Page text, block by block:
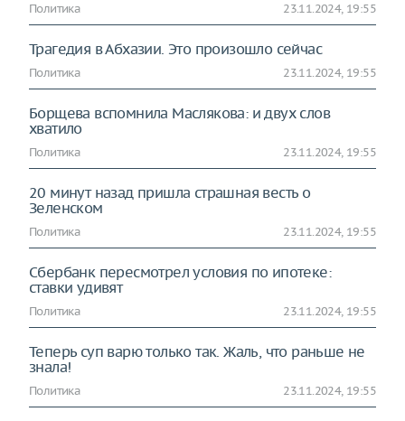
Политика 23.11.2024, 19:55
Трагедия в Абхазии. Это произошло сейчас
Политика 23.11.2024, 19:55
Борщева вспомнила Маслякова: и двух слов
хватило
Политика 23.11.2024, 19:55
20 минут назад пришла страшная весть о
Зеленском
Политика 23.11.2024, 19:55
Сбербанк пересмотрел условия по ипотеке:
ставки удивят
Политика 23.11.2024, 19:55
Теперь суп варю только так. Жаль, что раньше не
знала!
Политика 23.11.2024, 19:55